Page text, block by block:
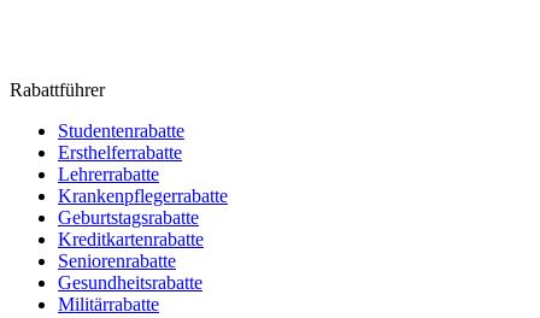
Rabattführer
Studentenrabatte
Ersthelferrabatte
Lehrerrabatte
Krankenpflegerrabatte
Geburtstagsrabatte
Kreditkartenrabatte
Seniorenrabatte
Gesundheitsrabatte
Militärrabatte